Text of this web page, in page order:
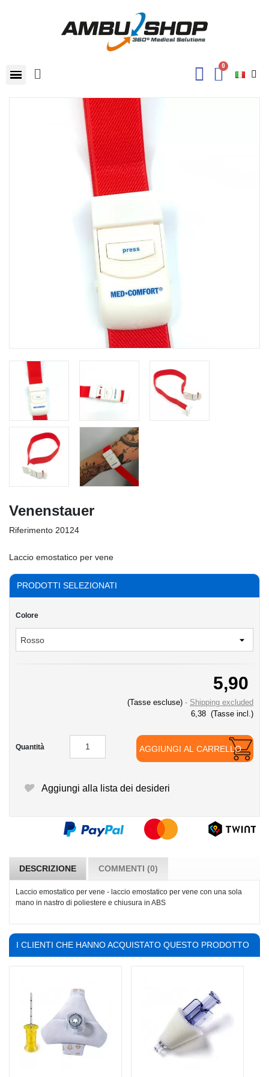
Venenstauer
Riferimento 20124
Laccio emostatico per vene
PRODOTTI SELEZIONATI
Colore
5,90
(Tasse escluse)
Shipping excluded
6,38 (Tasse incl.)
Quantità AGGIUNGI AL CARRELLO
Aggiungi alla lista dei desideri
DESCRIZIONE COMMENTI (0)
Laccio emostatico per vene - laccio emostatico per vene con una sola
mano in nastro di poliestere e chiusura in ABS
I CLIENTI CHE HANNO ACQUISTATO QUESTO PRODOTTO